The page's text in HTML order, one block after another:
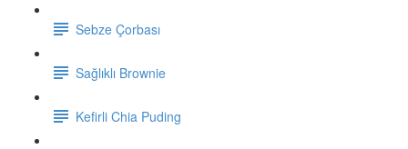
Sebze Çorbası
Sağlıklı Brownie
Kefirli Chia Puding